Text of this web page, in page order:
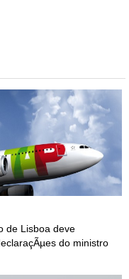
de Lisboa deve
do ministro